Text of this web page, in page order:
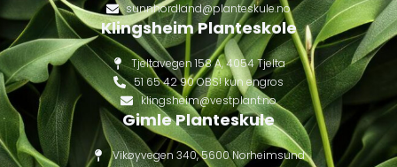
sunnhordland@planteskule.no
Klingsheim Planteskole
Tjeltavegen 158 A, 4054 Tjelta
51 65 42 90 OBS! kun engros
klingsheim@vestplant.no
Gimle Planteskule
Vikøyvegen 340, 5600 Norheimsund